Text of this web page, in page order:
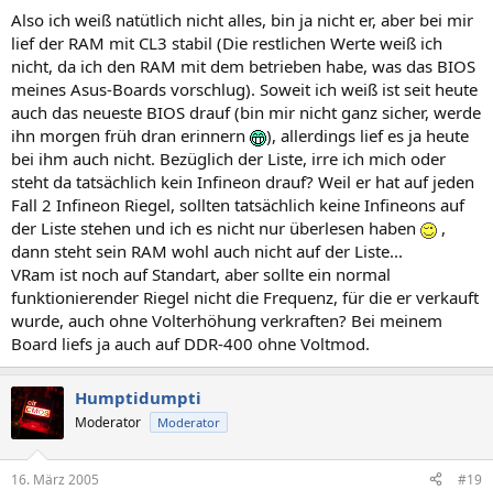
Also ich weiß natütlich nicht alles, bin ja nicht er, aber bei mir
lief der RAM mit CL3 stabil (Die restlichen Werte weiß ich
nicht, da ich den RAM mit dem betrieben habe, was das BIOS
meines Asus-Boards vorschlug). Soweit ich weiß ist seit heute
auch das neueste BIOS drauf (bin mir nicht ganz sicher, werde
ihn morgen früh dran erinnern
), allerdings lief es ja heute
bei ihm auch nicht. Bezüglich der Liste, irre ich mich oder
steht da tatsächlich kein Infineon drauf? Weil er hat auf jeden
Fall 2 Infineon Riegel, sollten tatsächlich keine Infineons auf
der Liste stehen und ich es nicht nur überlesen haben
,
dann steht sein RAM wohl auch nicht auf der Liste...
VRam ist noch auf Standart, aber sollte ein normal
funktionierender Riegel nicht die Frequenz, für die er verkauft
wurde, auch ohne Volterhöhung verkraften? Bei meinem
Board liefs ja auch auf DDR-400 ohne Voltmod.
Humptidumpti
Moderator Moderator
16. März 2005 #19